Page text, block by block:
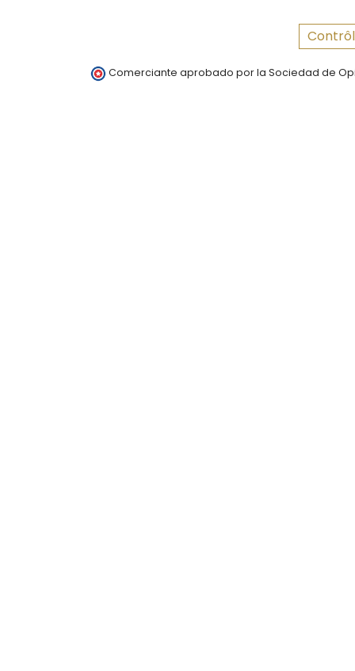
Comerciante aprobado por la Sociedad de